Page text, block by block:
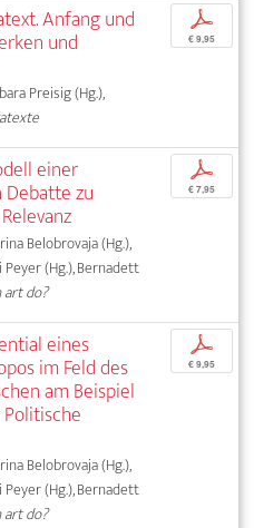
Anfang und
und
Preisig (Hg.),
p
€ 9,95
einer
zu
Belobrovaja (Hg.),
Peyer (Hg.), Bernadett
art do?
p
€ 7,95
eines
im Feld des
am Beispiel
Belobrovaja (Hg.),
Peyer (Hg.), Bernadett
art do?
p
€ 9,95